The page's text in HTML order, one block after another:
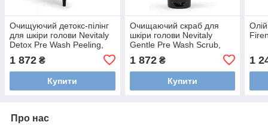
Очищуючий детокс-пілінг
для шкіри голови Nevitaly
Detox Pre Wash Peeling,
1 872 ₴
Купити
Очищаючий скраб для
шкіри голови Nevitaly
Gentle Pre Wash Scrub,
1 872₴
Купити
1
Про нас